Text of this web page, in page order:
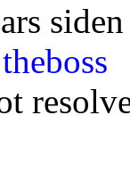
theboss